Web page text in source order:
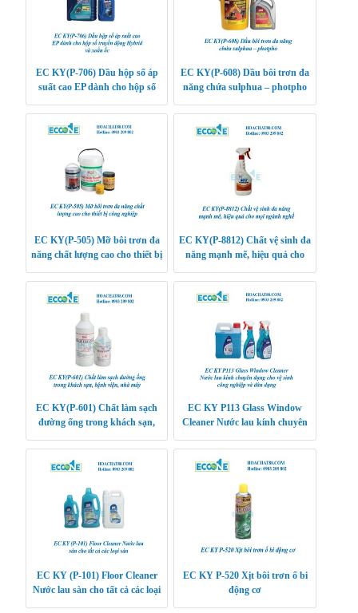
EC KY(P-706) Dầu hộp số áp
suất cao EP dành cho hộp số
EC KY(P-608) Dầu bôi trơn đa
năng chứa sulphua – photpho
EC KY(P-505) Mỡ bôi trơn đa
năng chất lượng cao cho thiết bị
EC KY(P-8812) Chất vệ sinh đa
năng mạnh mẽ, hiệu quả cho
EC KY(P-601) Chất làm sạch
đường ống trong khách sạn,
EC KY P113 Glass Window
Cleaner Nước lau kính chuyên
dân dụng
EC KY (P-101) Floor Cleaner
Nước lau sàn cho tất cả các loại
EC KY P-520 Xịt bôi trơn ổ bi
động cơ